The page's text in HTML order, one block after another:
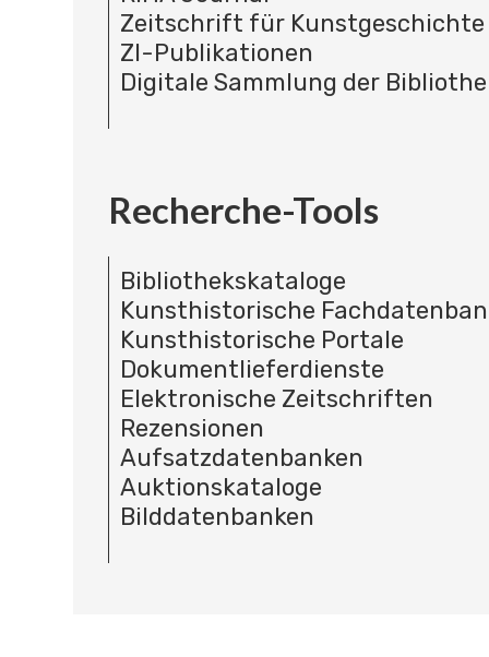
Zeitschrift für Kunstgeschichte
ZI-Publikationen
Digitale Sammlung der
Recherche-Tools
Bibliothekskataloge
Kunsthistorische
Kunsthistorische Portale
Dokumentlieferdienste
Elektronische Zeitschriften
Rezensionen
Aufsatzdatenbanken
Auktionskataloge
Bilddatenbanken